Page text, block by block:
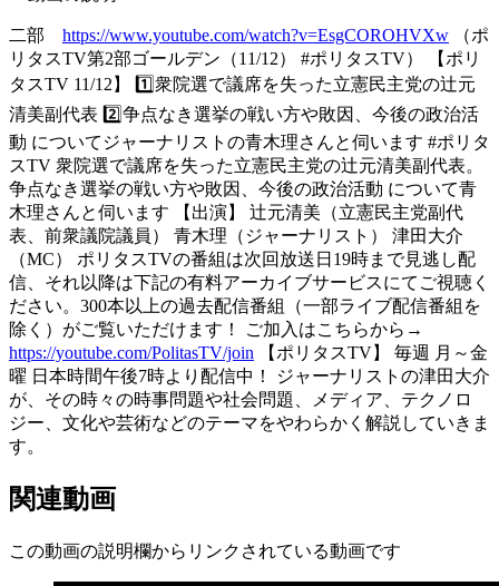
二部 https://www.youtube.com/watch?v=EsgCOROHVXw （ポ
リタスTV第2部ゴールデン（11/12） #ポリタスTV） 【ポリ
タスTV 11/12】 1️⃣衆院選で議席を失った立憲民主党の辻元
清美副代表 2️⃣争点なき選挙の戦い方や敗因、今後の政治活
動 についてジャーナリストの青木理さんと伺います #ポリタ
スTV 衆院選で議席を失った立憲民主党の辻元清美副代表。
争点なき選挙の戦い方や敗因、今後の政治活動 について青
木理さんと伺います 【出演】 辻元清美（立憲民主党副代
表、前衆議院議員） 青木理（ジャーナリスト） 津田大介
（MC） ポリタスTVの番組は次回放送日19時まで見逃し配
信、それ以降は下記の有料アーカイブサービスにてご視聴く
ださい。300本以上の過去配信番組（一部ライブ配信番組を
除く）がご覧いただけます！ ご加入はこちらから→
https://youtube.com/PolitasTV/join 【ポリタスTV】 毎週 月～金
曜 日本時間午後7時より配信中！ ジャーナリストの津田大介
が、その時々の時事問題や社会問題、メディア、テクノロ
ジー、文化や芸術などのテーマをやわらかく解説していきま
す。
関連動画
この動画の説明欄からリンクされている動画です